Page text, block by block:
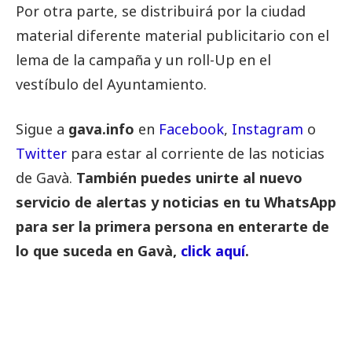
Por otra parte, se distribuirá por la ciudad
material diferente material publicitario con el
lema de la campaña y un roll-Up en el
vestíbulo del Ayuntamiento.
Sigue a gava.info en Facebook, Instagram o
Twitter para estar al corriente de las noticias
de Gavà. También puedes unirte al nuevo
servicio de alertas y noticias en tu WhatsApp
para ser la primera persona en enterarte de
lo que suceda en Gavà, click aquí.